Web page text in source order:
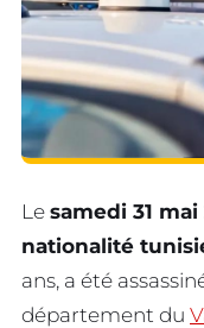
Le samedi 31 mai
nationalité
ans, a été
département du